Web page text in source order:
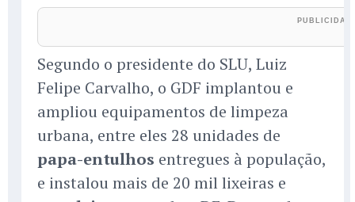
Segundo o presidente do SLU, Luiz
Felipe Carvalho, o GDF implantou e
ampliou equipamentos de limpeza
urbana, entre eles 28 unidades de
papa-entulhos entregues à população,
e instalou mais de 20 mil lixeiras e